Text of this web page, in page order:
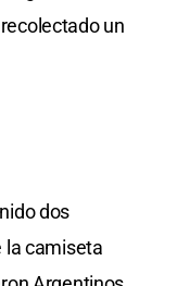
un
dos
la camiseta